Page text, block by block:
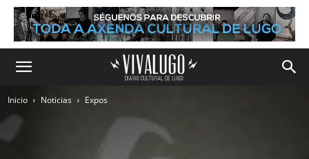
Inicio Noticias Expos